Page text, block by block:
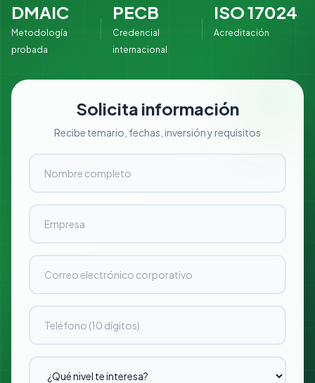
DMAIC
Metodología
probada
PECB
Credencial
internacional
ISO 17024
Acreditación
Solicita información
Recibe temario, fechas, inversión y requisitos